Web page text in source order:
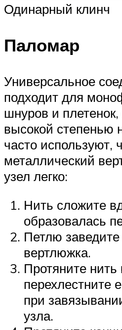
Одинарный клинч
Паломар
Универсальное
подходит для
шнуров и плетенок,
высокой степенью
часто используют,
металлический
узел легко:
Нить сложите
образовалась
Петлю
вертлюжка.
Протяните нить
перехлестните
при
узла.